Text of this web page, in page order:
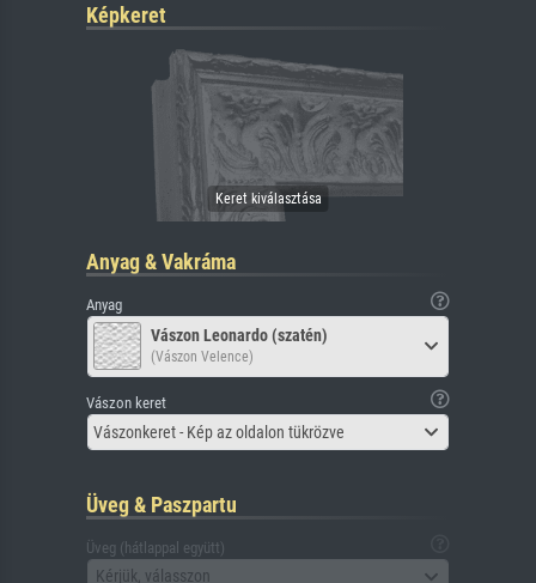
Képkeret
Anyag & Vakráma
Anyag
Vászon Leonardo (szatén)
(Vászon Velence)
Vászon keret
Vászonkeret - Kép az oldalon tükrözve
Üveg & Paszpartu
Üveg (hátlappal együtt)
Kérjük, válasszon